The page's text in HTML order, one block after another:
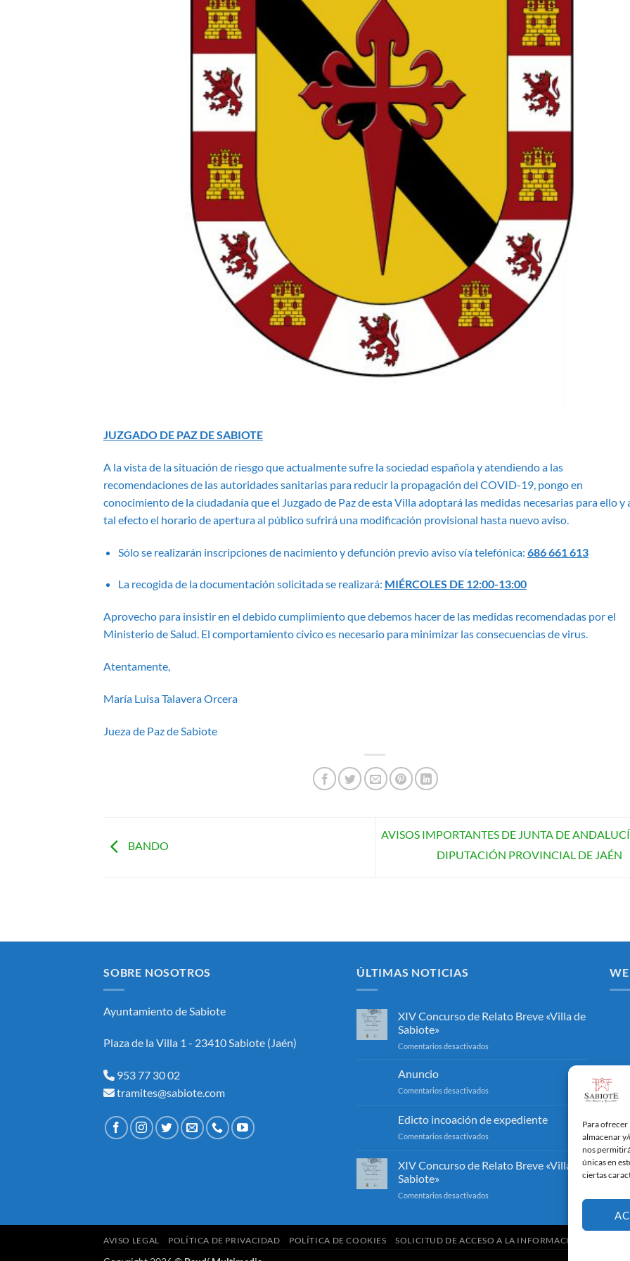
Para ofrecer
almacenar
nos
únicas en
ciertas
JUZGADO DE PAZ DE SABIOTE
A la vista de la situación de riesgo que actualmente sufre la sociedad española y atendiendo a las
recomendaciones de las autoridades sanitarias para reducir la propagación del COVID-19, pongo en
conocimiento de la ciudadanía que el Juzgado de Paz de esta Villa adoptará las medidas necesarias para ello y
tal efecto el horario de apertura al público sufrirá una modificación provisional hasta nuevo aviso.
Sólo se realizarán inscripciones de nacimiento y defunción previo aviso vía telefónica: 686 661 613
La recogida de la documentación solicitada se realizará: MIÉRCOLES DE 12:00-13:00
Aprovecho para insistir en el debido cumplimiento que debemos hacer de las medidas recomendadas por el
Ministerio de Salud. El comportamiento cívico es necesario para minimizar las consecuencias de virus.
Atentamente,
María Luisa Talavera Orcera
Jueza de Paz de Sabiote
BANDO
AVISOS IMPORTANTES DE JUNTA DE
DIPUTACIÓN PROVINCIAL DE JAÉN
SOBRE NOSOTROS
Ayuntamiento de Sabiote
Plaza de la Villa 1 - 23410 Sabiote (Jaén)
953 77 30 02
tramites@sabiote.com
ÚLTIMAS NOTICIAS
XIV Concurso de Relato Breve «Villa de
Sabiote»
Comentarios desactivados
Relato
«Villa
Sabiote»
Anuncio
Comentarios desactivados
Edicto incoación de expediente
Comentarios desactivados
de
XIV Concurso de Relato Breve «Villa de
Sabiote»
Comentarios desactivados
Relato
AVISO LEGAL POLÍTICA DE PRIVACIDAD POLÍTICA DE COOKIES SOLICITUD DE ACCESO A LA INFORMACIÓN PÚBLICA